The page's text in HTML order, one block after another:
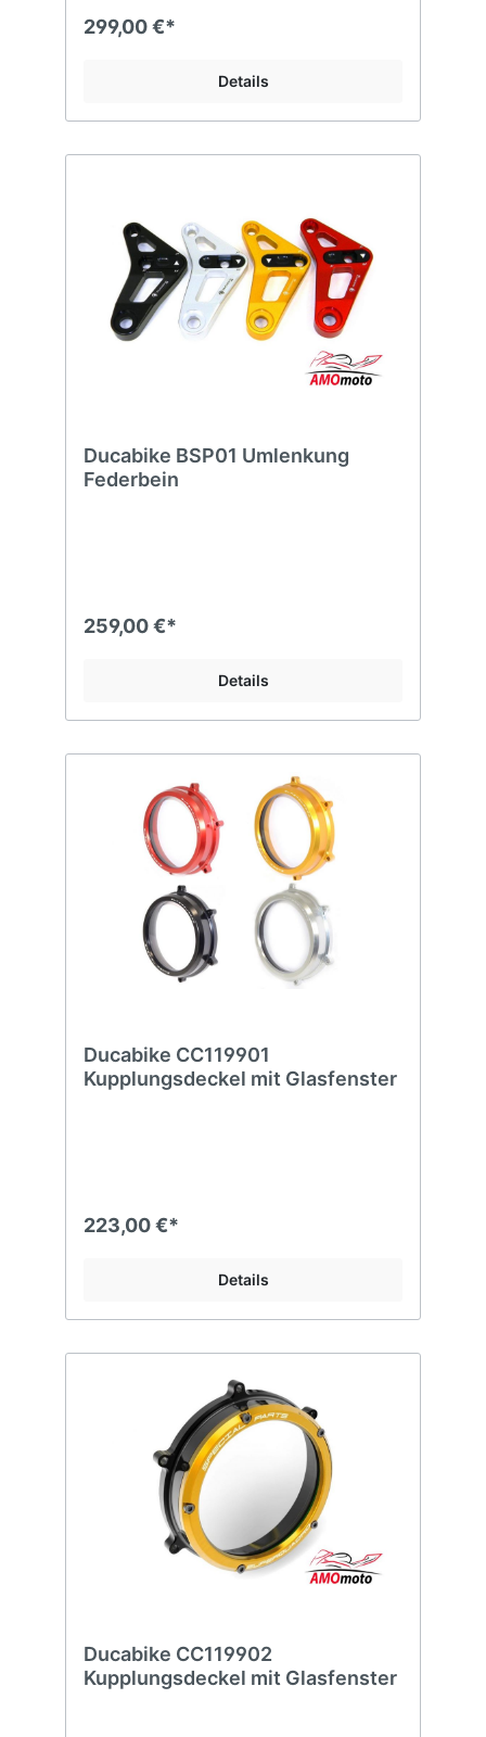
299,00 €*
Details
Ducabike BSP01 Umlenkung
Federbein
259,00 €*
Details
Ducabike CC119901
Kupplungsdeckel mit Glasfenster
223,00 €*
Details
Ducabike CC119902
Kupplungsdeckel mit Glasfenster